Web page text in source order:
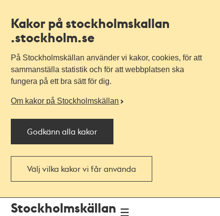
Kakor på stockholmskallan
.stockholm.se
På Stockholmskällan använder vi kakor, cookies, för att
sammanställa statistik och för att webbplatsen ska
fungera på ett bra sätt för dig.
Om kakor på Stockholmskällan
Godkänn alla kakor
Välj vilka kakor vi får använda
Stockholmskällan